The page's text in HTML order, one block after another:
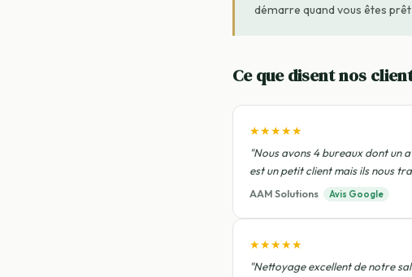
démarre quand vous êtes
Ce que disent nos
★★★★★
"Nous avons 4 bureaux dont un
est un petit client mais ils nous
AAM Solutions Avis Google
★★★★★
"Nettoyage excellent de notre